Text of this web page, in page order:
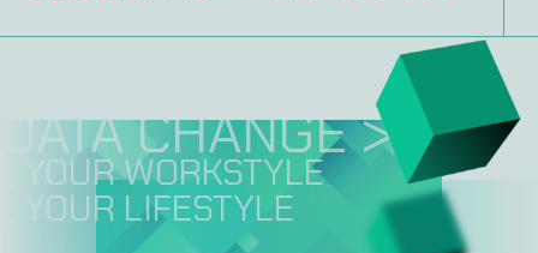
DATA CHANGE >>
_ YOUR WORKSTYLE
_ YOUR LIFESTYLE